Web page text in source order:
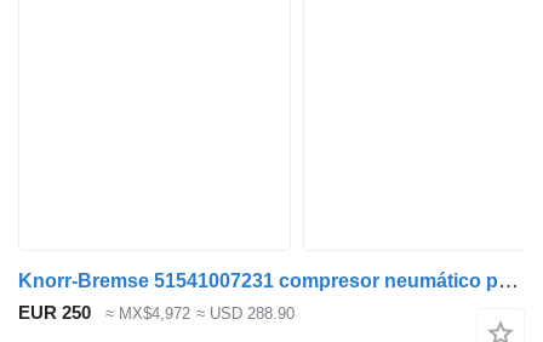
Knorr-Bremse 51541007231 compresor neumático para MAN TGX TGS cabeza tractora
EUR 250 ≈ MX$4,972 ≈ USD 288.90